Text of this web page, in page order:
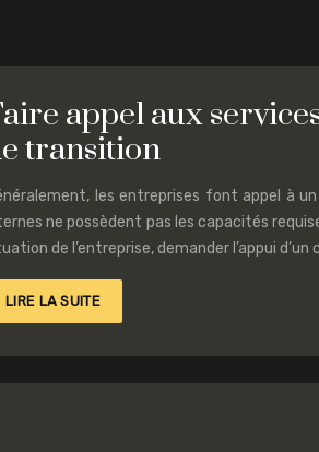
appel aux
transition
les entreprises font appel à
ne possèdent pas les capacités
de l’entreprise, demander l’appui d’un
LIRE LA SUITE